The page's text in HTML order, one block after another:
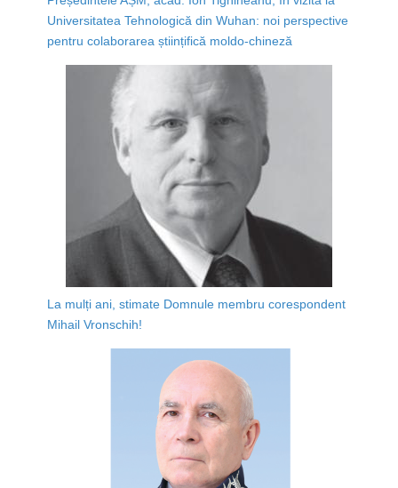
Universitatea Tehnologică din Wuhan: noi perspective
pentru colaborarea științifică moldo-chineză
La mulți ani, stimate Domnule membru corespondent
Mihail Vronschih!